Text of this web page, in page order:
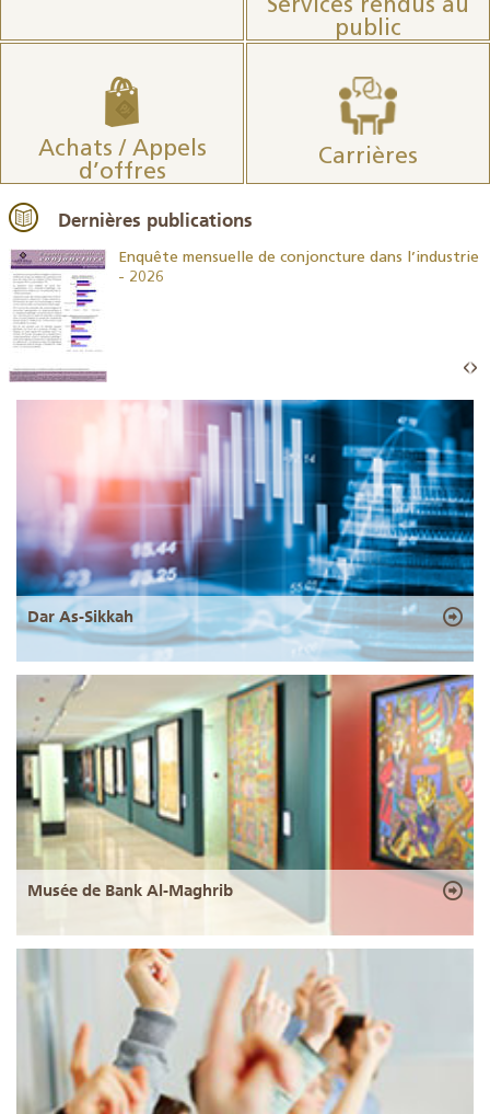
Services rendus au
public
Achats / Appels
d’offres
Carrières
Dernières publications
Enquête mensuelle de conjoncture dans l’industrie
- 2026
Dar As-Sikkah
Musée de Bank Al-Maghrib